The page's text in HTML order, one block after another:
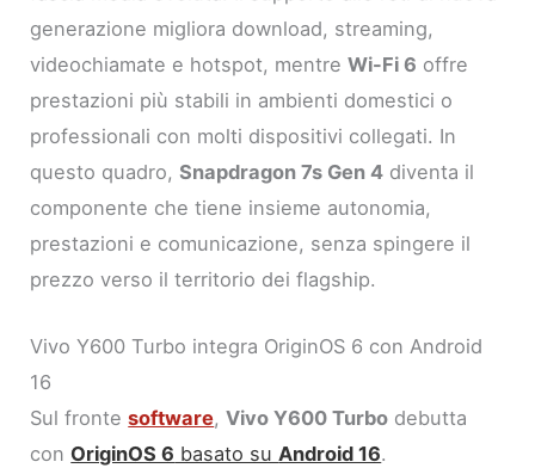
generazione migliora download, streaming,
videochiamate e hotspot, mentreWi-Fi 6 offre
prestazioni più stabili in ambienti domestici o
professionali con molti dispositivi collegati. In
questo quadro,Snapdragon 7s Gen 4 diventa il
componente che tiene insieme autonomia,
prestazioni e comunicazione, senza spingere il
prezzo verso il territorio dei flagship.
Vivo Y600 Turbo integra OriginOS 6 con Android
16
Sul frontesoftware,Vivo Y600 Turbo debutta
con OriginOS 6 basato suAndroid 16.